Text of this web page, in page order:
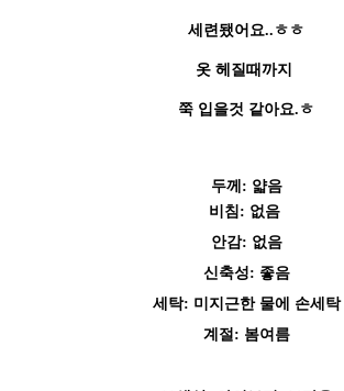
PAYCO 바로구매
세련됐어요..ㅎㅎ
옷 헤질때까지
쭉 입을것 같아요.ㅎ
두께: 얇음
비 침: 없음
안감: 없음
신축성: 좋음
세탁: 미지근한 물에 손세탁
계절: 봄여름